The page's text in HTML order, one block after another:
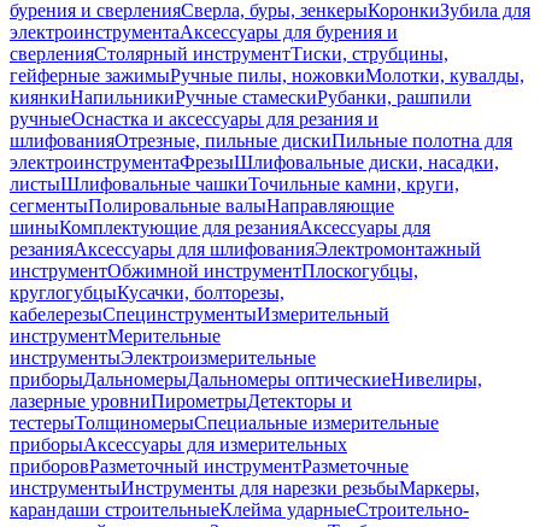
бурения и сверленияСверла, буры, зенкерыКоронкиЗубила для
электроинструментаАксессуары для бурения и
сверленияСтолярный инструментТиски, струбцины,
гейферные зажимыРучные пилы, ножовкиМолотки, кувалды,
киянкиНапильникиРучные стамескиРубанки, рашпили
ручныеОснастка и аксессуары для резания и
шлифованияОтрезные, пильные дискиПильные полотна для
электроинструментаФрезыШлифовальные диски, насадки,
листыШлифовальные чашкиТочильные камни, круги,
сегментыПолировальные валыНаправляющие
шиныКомплектующие для резанияАксессуары для
резанияАксессуары для шлифованияЭлектромонтажный
инструментОбжимной инструментПлоскогубцы,
круглогубцыКусачки, болторезы,
кабелерезыСпецинструментыИзмерительный
инструментМерительные
инструментыЭлектроизмерительные
приборыДальномерыДальномеры оптическиеНивелиры,
лазерные уровниПирометрыДетекторы и
тестерыТолщиномерыСпециальные измерительные
приборыАксессуары для измерительных
приборовРазметочный инструментРазметочные
инструментыИнструменты для нарезки резьбыМаркеры,
карандаши строительныеКлейма ударныеСтроительно-